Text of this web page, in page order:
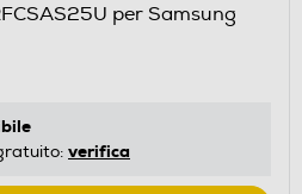
per Samsung
verifica